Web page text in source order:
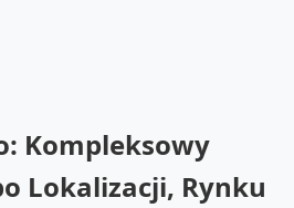
Kompleksowy
Lokalizacji, Rynku